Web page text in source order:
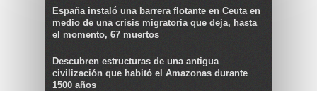
España instaló una barrera flotante en Ceuta en
medio de una crisis migratoria que deja, hasta
el momento, 67 muertos
Descubren estructuras de una antigua
civilización que habitó el Amazonas durante
1500 años